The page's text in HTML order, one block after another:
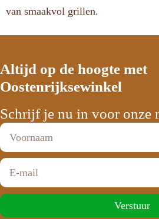
van smaakvol grillen.
Altijd op de hoogte met
Oostenrijksewinkel
Schrijf je nu in voor onze
Verstuur